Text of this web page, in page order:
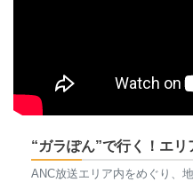
“ガラぽん”で行く！エリ
ANC放送エリア内をめぐり、